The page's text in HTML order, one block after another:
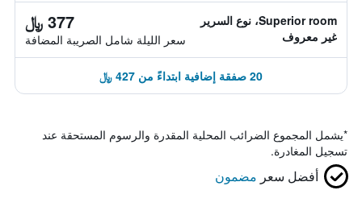
Superior room، نوع السرير
غير معروف
377 ﷼
سعر الليلة شامل الصريبة المضافة
20 صفقة إضافية ابتداءً من 427 ﷼
*يشمل المجموع الضرائب المحلية المقدرة والرسوم المستحقة عند
تسجيل المغادرة.
أفضل سعر مضمون